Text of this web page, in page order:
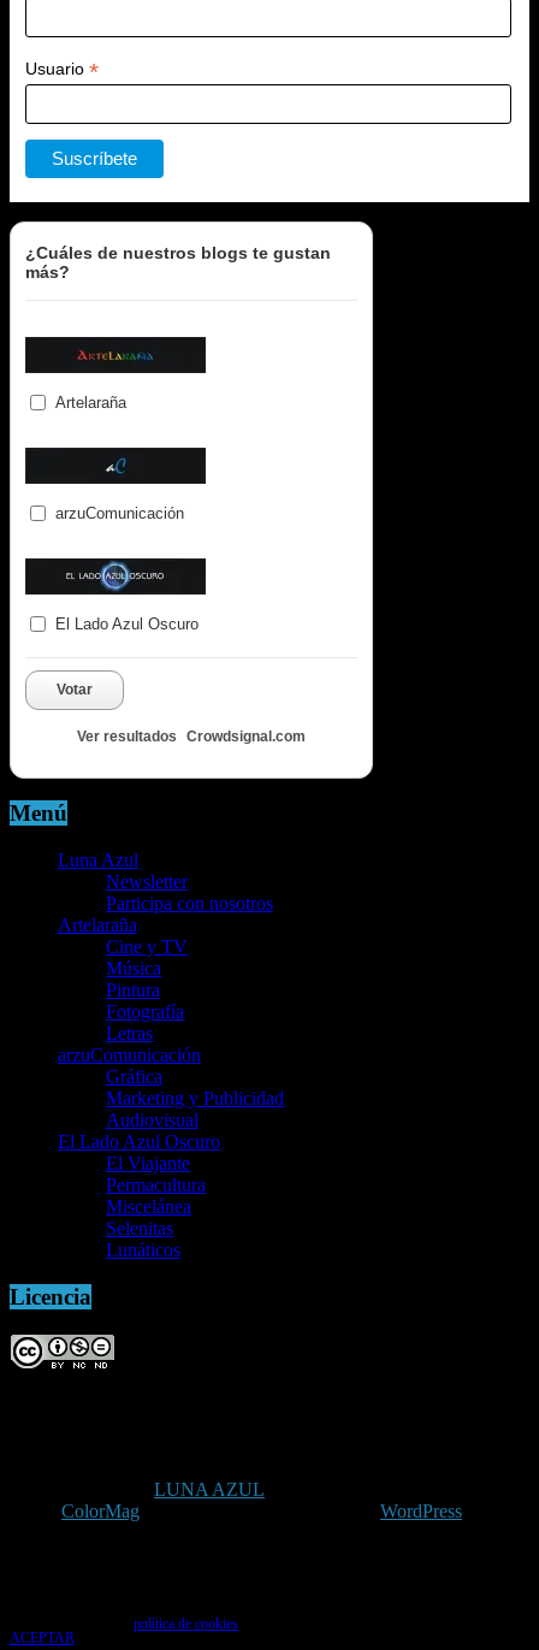
Usuario *
¿Cuáles de nuestros blogs te gustan
más?
Artelaraña
arzuComunicación
El Lado Azul Oscuro
Votar
Ver resultados Crowdsignal.com
Menú
Luna Azul
Newsletter
Participa con nosotros
Artelaraña
Cine y TV
Música
Pintura
Fotografía
Letras
arzuComunicación
Gráfica
Marketing y Publicidad
Audiovisual
El Lado Azul Oscuro
El Viajante
Permacultura
Miscelánea
Selenitas
Lunáticos
Licencia
LUNA AZUL
ColorMag WordPress
política de cookies
ACEPTAR